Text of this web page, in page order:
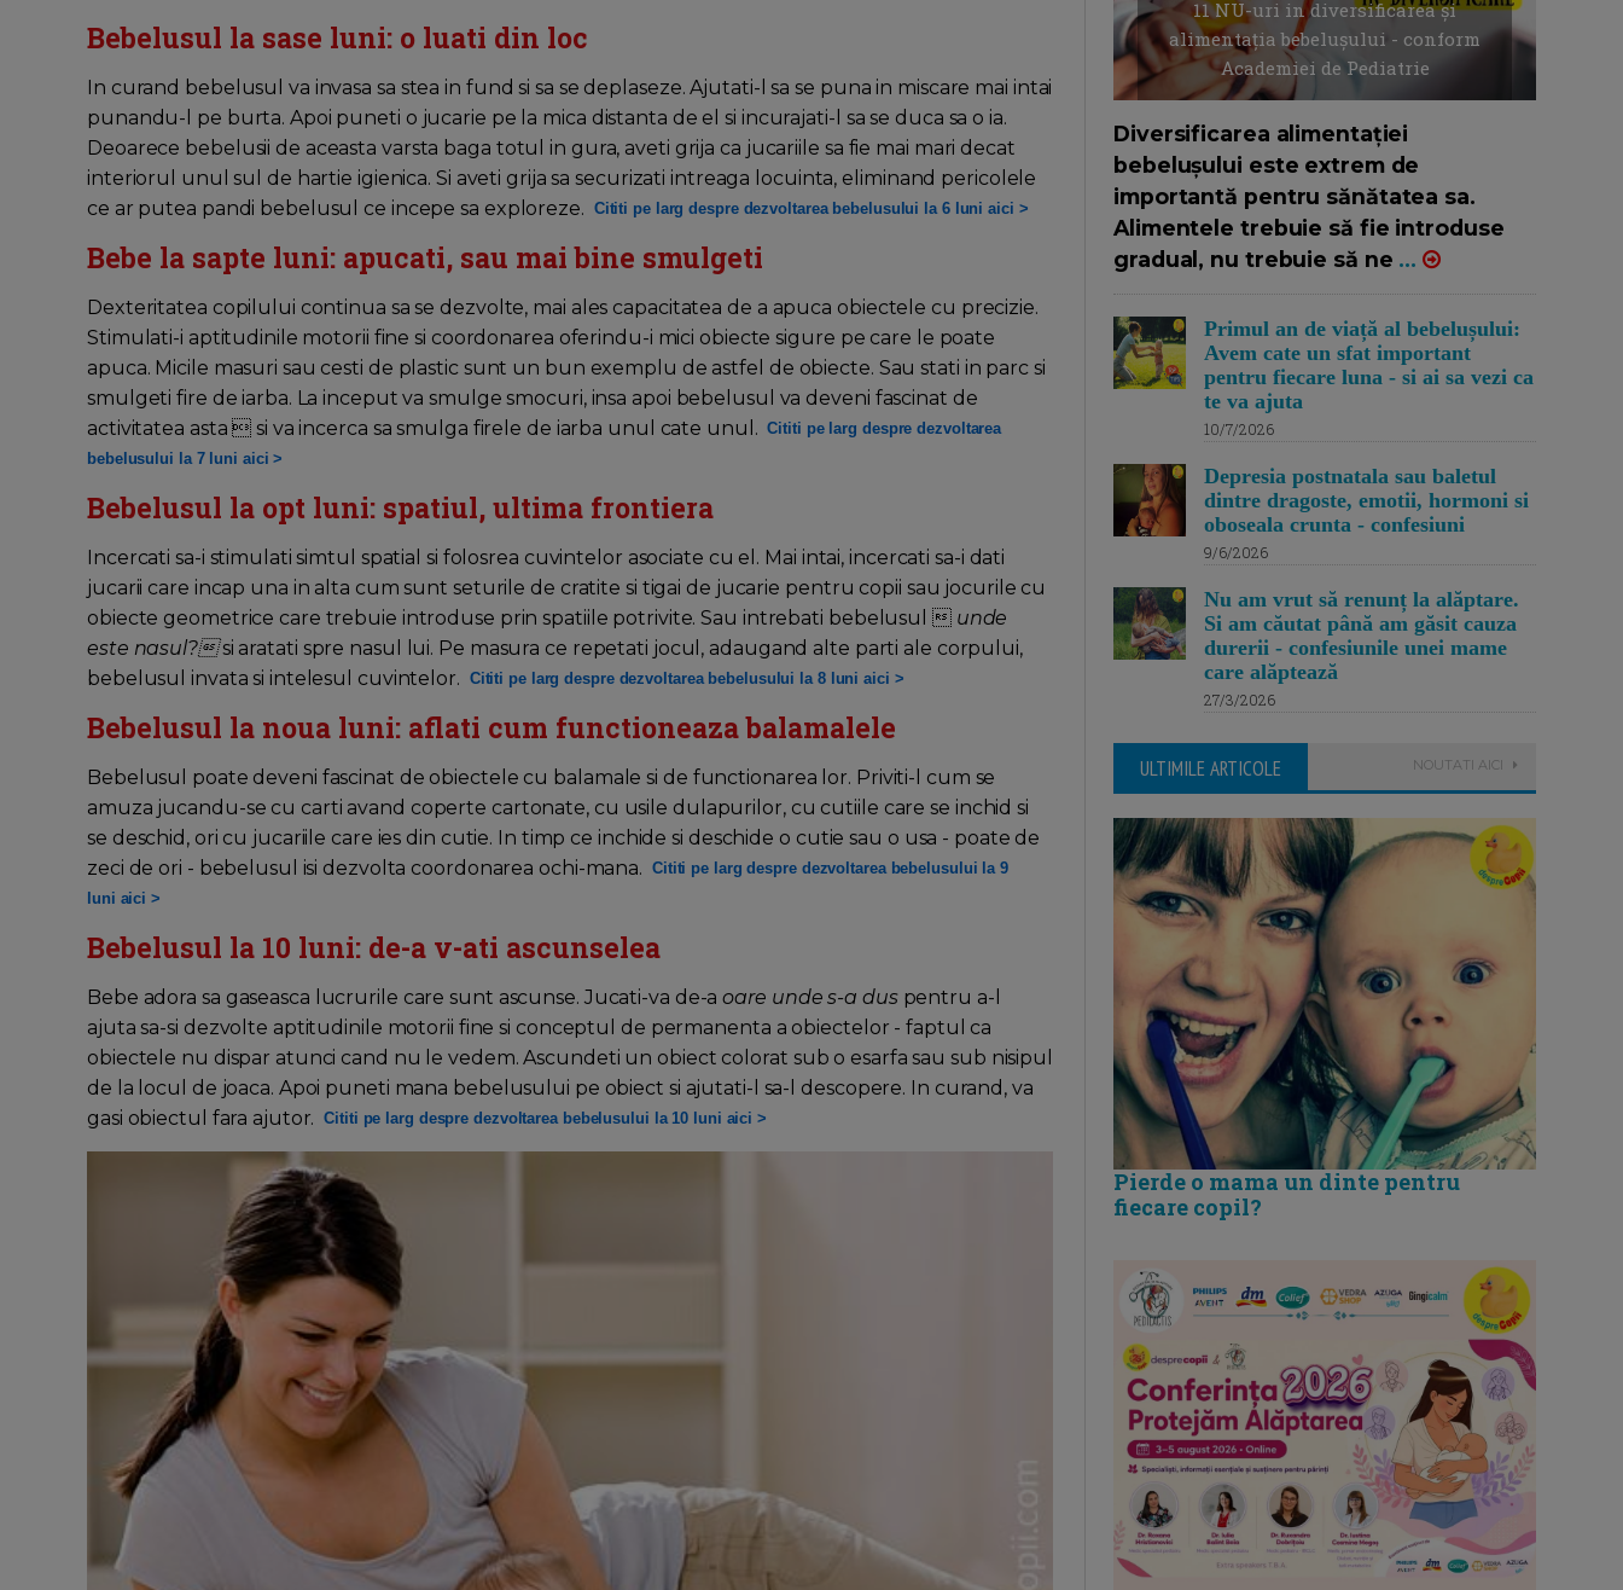
Bebelusul la sase luni: o luati din loc
In curand bebelusul va invasa sa stea in fund si sa se deplaseze. Ajutati-l sa se puna in miscare mai intai
punandu-l pe burta. Apoi puneti o jucarie pe la mica distanta de el si incurajati-l sa se duca sa o ia.
Deoarece bebelusii de aceasta varsta baga totul in gura, aveti grija ca jucariile sa fie mai mari decat
interiorul unul sul de hartie igienica. Si aveti grija sa securizati intreaga locuinta, eliminand pericolele
ce ar putea pandi bebelusul ce incepe sa exploreze. Cititi pe larg despre dezvoltarea bebelusului la 6 luni aici >
Bebe la sapte luni: apucati, sau mai bine smulgeti
Dexteritatea copilului continua sa se dezvolte, mai ales capacitatea de a apuca obiectele cu precizie.
Stimulati-i aptitudinile motorii fine si coordonarea oferindu-i mici obiecte sigure pe care le poate
apuca. Micile masuri sau cesti de plastic sunt un bun exemplu de astfel de obiecte. Sau stati in parc si
smulgeti fire de iarba. La inceput va smulge smocuri, insa apoi bebelusul va deveni fascinat de
activitatea asta  si va incerca sa smulga firele de iarba unul cate unul.Cititi pe larg despre dezvoltarea
bebelusului la 7 luni aici >
Bebelusul la opt luni: spatiul, ultima frontiera
Incercati sa-i stimulati simtul spatial si folosrea cuvintelor asociate cu el. Mai intai, incercati sa-i dati
jucarii care incap una in alta cum sunt seturile de cratite si tigai de jucarie pentru copii sau jocurile cu
obiecte geometrice care trebuie introduse prin spatiile potrivite. Sau intrebati bebelusul unde
este nasul? si aratati spre nasul lui. Pe masura ce repetati jocul, adaugand alte parti ale corpului,
bebelusul invata si intelesul cuvintelor. Cititi pe larg despre dezvoltarea bebelusului la 8 luni aici >
Bebelusul la noua luni: aflati cum functioneaza balamalele
Bebelusul poate deveni fascinat de obiectele cu balamale si de functionarea lor. Priviti-l cum se
amuza jucandu-se cu carti avand coperte cartonate, cu usile dulapurilor, cu cutiile care se inchid si
se deschid, ori cu jucariile care ies din cutie. In timp ce inchide si deschide o cutie sau o usa - poate de
zeci de ori - bebelusul isi dezvolta coordonarea ochi-mana. Cititi pe larg despre dezvoltarea bebelusului la 9
luni aici >
Bebelusul la 10 luni: de-a v-ati ascunselea
Bebe adora sa gaseasca lucrurile care sunt ascunse. Jucati-va de-a oare unde s-a duspentru a-l
ajuta sa-si dezvolte aptitudinile motorii fine si conceptul de permanenta a obiectelor - faptul ca
obiectele nu dispar atunci cand nu le vedem. Ascundeti un obiect colorat sub o esarfa sau sub nisipul
de la locul de joaca. Apoi puneti mana bebelusului pe obiect si ajutati-l sa-l descopere. In curand, va
gasi obiectul fara ajutor.Cititi pe larg despre dezvoltarea bebelusului la 10 luni aici >
11 NU-uri in diversificarea și
alimentația bebelușului - conform
Academiei de Pediatrie
Diversificarea alimentației
bebelușului este extrem de
importantă pentru sănătatea sa.
Alimentele trebuie să fie introduse
gradual, nu trebuie să ne ...
Primul an de viață al bebelușului:
Avem cate un sfat important
pentru fiecare luna - si ai sa vezi ca
te va ajuta
10/7/2026
Depresia postnatala sau baletul
dintre dragoste, emotii, hormoni si
oboseala crunta - confesiuni
9/6/2026
Nu am vrut să renunț la alăptare.
Si am căutat până am găsit cauza
durerii - confesiunile unei mame
care alăptează
27/3/2026
ULTIMILE ARTICOLE NOUTATI AICI
Pierde o mama un dinte pentru
fiecare copil?